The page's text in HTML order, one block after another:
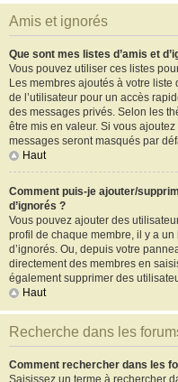
Amis et ignorés
Que sont mes listes d’amis et
Vous pouvez utiliser ces listes
Les membres ajoutés à votre liste
de l’utilisateur pour un accès
des messages privés. Selon les
être mis en valeur. Si vous
messages seront masqués par
Haut
Comment puis-je ajouter/
d’ignorés ?
Vous pouvez ajouter des
profil de chaque membre, il y a un
d’ignorés. Ou, depuis votre
directement des membres en
également supprimer des
Haut
Recherche dans les
Comment rechercher dans les
Saisissez un terme à rechercher